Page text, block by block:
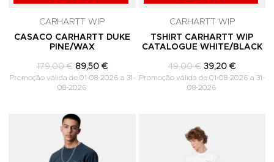
CARHARTT WIP
CASACO CARHARTT DUKE
PINE/WAX
179,00 € 89,50 €
Promoção válida de 01-08-2026 a 31-
08-2026
CARHARTT WIP
TSHIRT CARHARTT WIP
CATALOGUE WHITE/BLACK
49,00 € 39,20 €
Promoção válida de 01-08-2026 a 31-
08-2026